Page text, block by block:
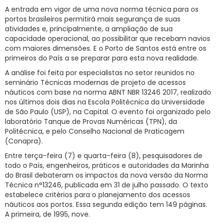
RNTRC
CONTATO
A entrada em vigor de uma nova norma técnica para os
portos brasileiros permitirá mais segurança de suas
atividades e, principalmente, a ampliação de sua
capacidade operacional, ao possibilitar que recebam navios
com maiores dimensões. E o Porto de Santos está entre os
primeiros do País a se preparar para esta nova realidade.
A análise foi feita por especialistas no setor reunidos no
seminário Técnicas modernas de projeto de acessos
náuticos com base na norma ABNT NBR 13246 2017, realizado
nos últimos dois dias na Escola Politécnica da Universidade
de São Paulo (USP), na Capital. O evento foi organizado pelo
laboratório Tanque de Provas Numéricas (TPN), da
Politécnica, e pelo Conselho Nacional de Praticagem
(Conapra).
Entre terça-feira (7) e quarta-feira (8), pesquisadores de
todo o País, engenheiros, práticos e autoridades da Marinha
do Brasil debateram os impactos da nova versão da Norma
Técnica n°13246, publicada em 31 de julho passado. O texto
estabelece critérios para o planejamento dos acessos
náuticos aos portos. Essa segunda edição tem 149 páginas.
A primeira, de 1995, nove.